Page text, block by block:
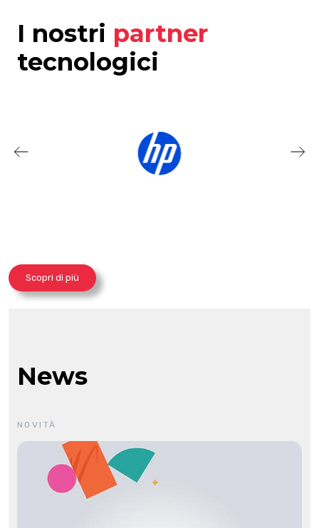
I nostri partner
tecnologici
Scopri di più
News
NOVITÀ